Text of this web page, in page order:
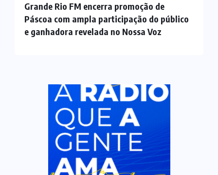
Grande Rio FM encerra promoção de
Páscoa com ampla participação do público
e ganhadora revelada no Nossa Voz